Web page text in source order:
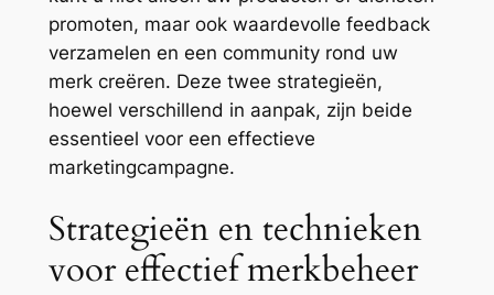
promoten, maar ook waardevolle feedback
verzamelen en een community rond uw
merk creëren. Deze twee strategieën,
hoewel verschillend in aanpak, zijn beide
essentieel voor een effectieve
marketingcampagne.
Strategieën en technieken
voor effectief merkbeheer